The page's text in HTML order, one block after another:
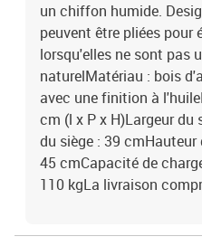
un chiffon humide.
peuvent être pliées pour
lorsqu'elles ne sont pas
naturelMatériau : bois
avec une finition à
cm (l x P x H)Largeur du
du siège : 39
45 cmCapacité de
110 kgLa livraison